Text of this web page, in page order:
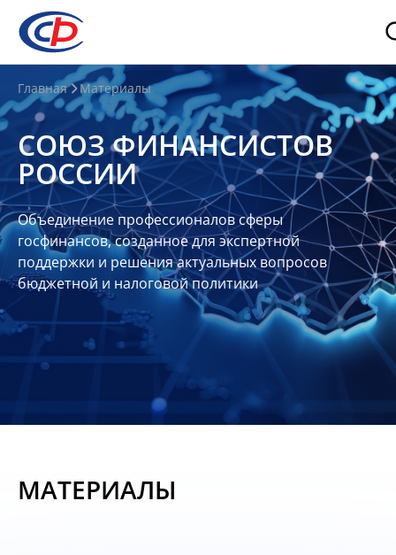
О
нас
О
СФР
Совет
Союза
Участники
Планы
отчеты
Контакты
Материалы
Главная Материалы
СОЮЗ ФИНАНСИСТОВ
РОССИИ
Объединение профессионалов сферы
госфинансов, созданное для экспертной
поддержки и решения актуальных вопросов
бюджетной и налоговой политики
МАТЕРИАЛЫ